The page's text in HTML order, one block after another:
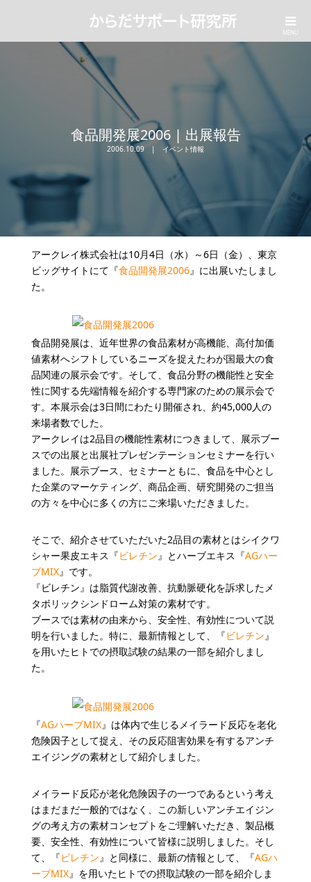
食品開発展2006 | 出展報告
2006.10.09 イベント情報
アークレイ株式会社は10月4日（水）～6日（金）、東京
ビッグサイトにて『食品開発展2006』に出展いたしまし
た。
食品開発展は、近年世界の食品素材が高機能、高付加価
値素材へシフトしているニーズを捉えたわが国最大の食
品関連の展示会です。そして、食品分野の機能性と安全
性に関する先端情報を紹介する専門家のための展示会で
す。本展示会は3日間にわたり開催され、約45,000人の
来場者数でした。
アークレイは2品目の機能性素材につきまして、展示ブー
スでの出展と出展社プレゼンテーションセミナーを行い
ました。展示ブース、セミナーともに、食品を中心とし
た企業のマーケティング、商品企画、研究開発のご担当
の方々を中心に多くの方にご来場いただきました。
そこで、紹介させていただいた2品目の素材とはシイクワ
シャー果皮エキス『ビレチン』とハーブエキス『AGハー
ブMIX』です。
『ビレチン』は脂質代謝改善、抗動脈硬化を訴求したメ
タボリックシンドローム対策の素材です。
ブースでは素材の由来から、安全性、有効性について説
明を行いました。特に、最新情報として、『ビレチン』
を用いたヒトでの摂取試験の結果の一部を紹介しまし
た。
『AGハーブMIX』は体内で生じるメイラード反応を老化
危険因子として捉え、その反応阻害効果を有するアンチ
エイジングの素材として紹介しました。
メイラード反応が老化危険因子の一つであるという考え
はまだまだ一般的ではなく、この新しいアンチエイジン
グの考え方の素材コンセプトをご理解いただき、製品概
要、安全性、有効性について皆様に説明しました。そし
て、『ビレチン』と同様に、最新の情報として、『AGハ
ーブMIX』を用いたヒトでの摂取試験の一部を紹介しま